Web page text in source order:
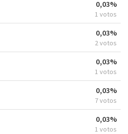
0,03%
1 votos
0,03%
2 votos
0,03%
1 votos
0,03%
7 votos
0,03%
1 votos